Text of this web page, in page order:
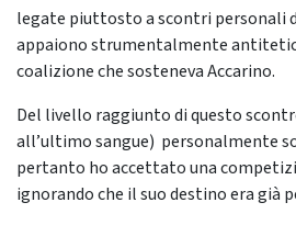
legate piuttosto a scontri personali
appaiono strumentalmente
coalizione che sosteneva Accarino.
Del livello raggiunto di questo
all’ultimo sangue) personalmente
pertanto ho accettato una
ignorando che il suo destino era già